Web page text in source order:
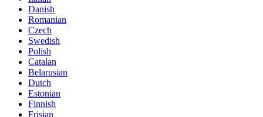
Danish
Romanian
Czech
Swedish
Polish
Catalan
Belarusian
Dutch
Estonian
Finnish
Frisian